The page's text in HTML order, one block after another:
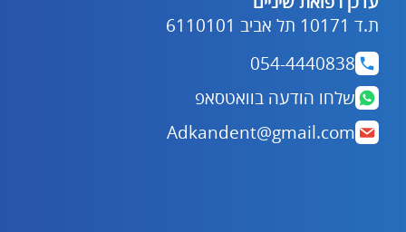
ת.ד 10171 תל אביב 6110101
054-4440838
שלחו הודעה בוואטסאפ
Adkandent@gmail.com